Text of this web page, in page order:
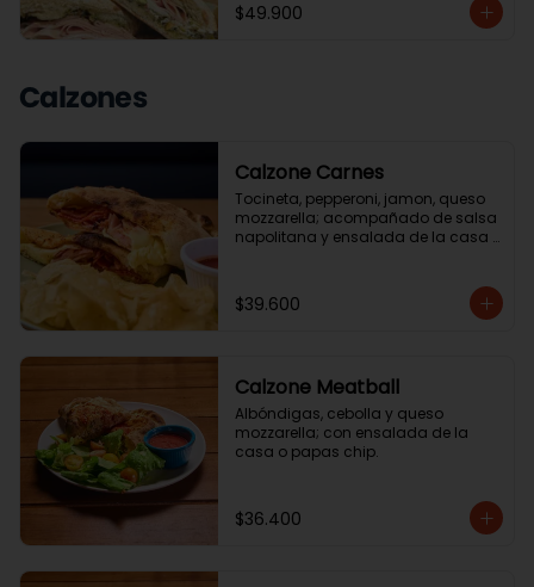
$49.900
Calzones
Calzone Carnes
Tocineta, pepperoni, jamon, queso
mozzarella; acompañado de salsa
napolitana y ensalada de la casa
$39.600
Calzone Meatball
Albóndigas, cebolla y queso
mozzarella; con ensalada de la
casa o papas chip.
$36.400